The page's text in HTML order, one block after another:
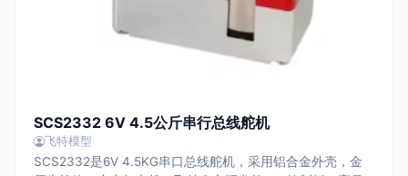
SCS2332 6V 4.5公斤串行总线舵机
飞特模型
SCS2332是6V 4.5KG串口总线舵机，采用铝合金外壳，金